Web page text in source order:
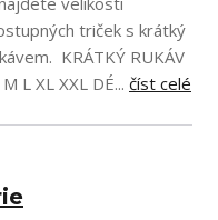
triček s krátký
KRÁTKÝ RUKÁV
L XL XXL DÉ... číst celé